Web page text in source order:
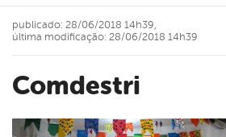
comdestri
publicado: 28/06/2018 14h39,
última modificação: 28/06/2018 14h39